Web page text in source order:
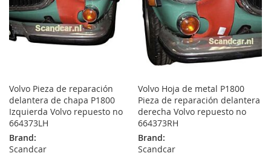
Volvo Pieza de reparación
delantera de chapa P1800
Izquierda Volvo repuesto no
664373LH
Brand:
Scandcar
Volvo Hoja de metal P1800
Pieza de reparación delantera
derecha Volvo repuesto no
664373RH
Brand:
Scandcar